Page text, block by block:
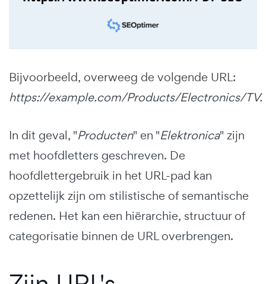
Bijvoorbeeld, overweeg de volgende URL:
https://example.com/Products/Electronics/TV.
In dit geval, "Producten" en "Elektronica" zijn
met hoofdletters geschreven. De
hoofdlettergebruik in het URL-pad kan
opzettelijk zijn om stilistische of semantische
redenen. Het kan een hiërarchie, structuur of
categorisatie binnen de URL overbrengen.